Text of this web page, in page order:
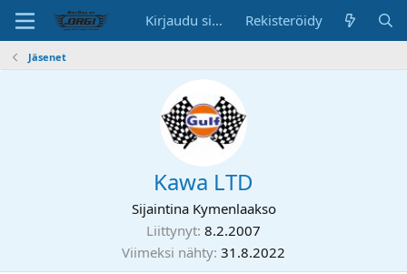
Kirjaudu sisään Rekisteröidy
Jäsenet
Kawa LTD
Sijaintina Kymenlaakso
Liittynyt 8.2.2007
Viimeksi nähty 31.8.2022